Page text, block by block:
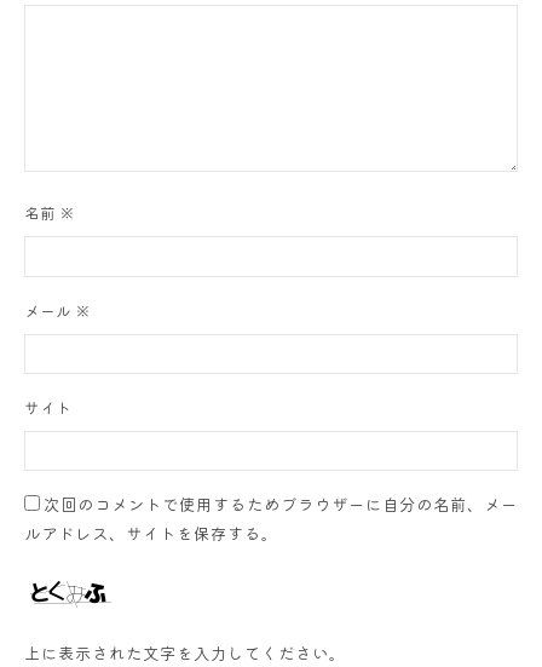
名前 ※
メール ※
サイト
次回のコメントで使用するためブラウザーに自分の名前、メー
ルアドレス、サイトを保存する。
上に表示された文字を入力してください。